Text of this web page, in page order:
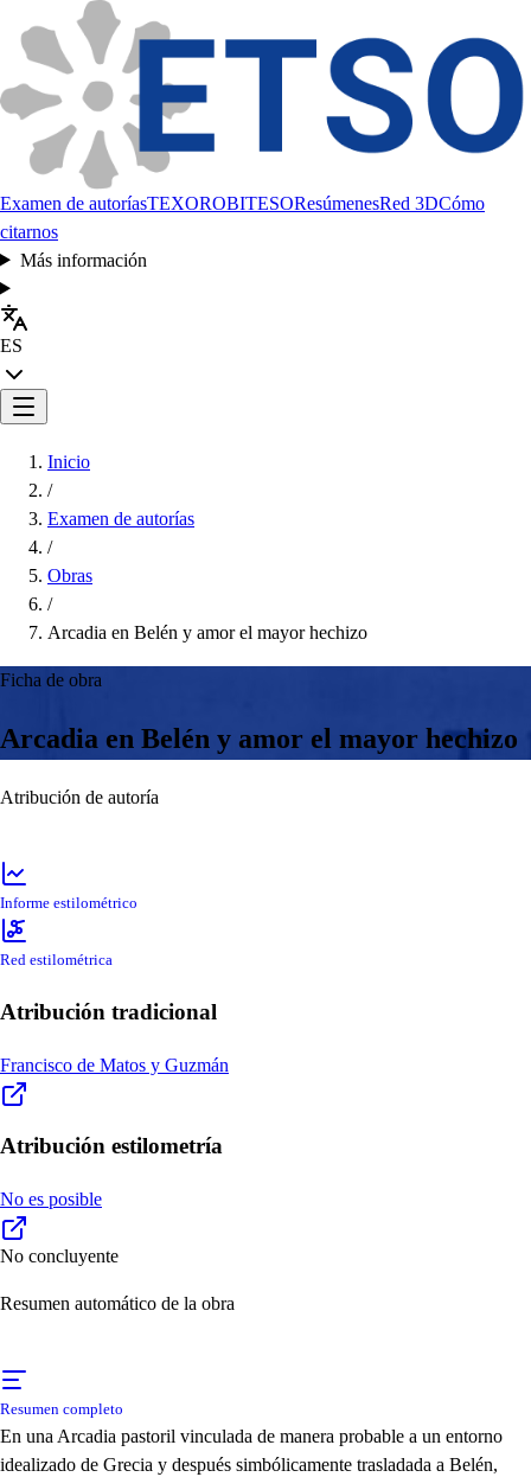
Examen de autoríasTEXOROBITESOResúmenesRed 3DCómo
citarnos
Más información
ES
Inicio
/
Examen de autorías
/
Obras
/
Arcadia en Belén y amor el mayor hechizo
Ficha de obra
Arcadia en Belén y amor el mayor hechizo
Atribución de autoría
Informe estilométrico
Red estilométrica
Atribución tradicional
Francisco de Matos y Guzmán
Atribución estilometría
No es posible
No concluyente
Resumen automático de la obra
Resumen completo
En una Arcadia pastoril vinculada de manera probable a un entorno
idealizado de Grecia y después simbólicamente trasladada a Belén,